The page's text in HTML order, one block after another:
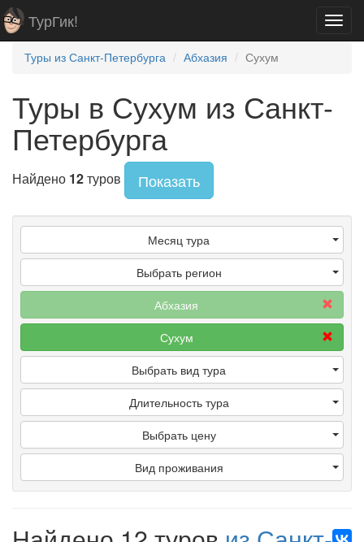
ТурГик!
Туры из Санкт-Петербурга Абхазия Сухум
Туры в Сухум из Санкт-
Петербурга
Найдено 12туров Показать
Месяц тура
Выбрать регион
Абхазия
Сухум
Выбрать вид тура
Длительность тура
Выбрать цену
Вид проживания